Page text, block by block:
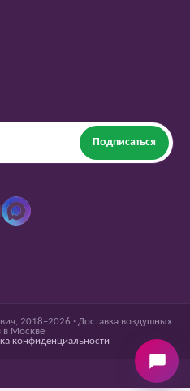
Подписаться
2018–2026 · Доставка воздушных
в Москве
конфиденциальности